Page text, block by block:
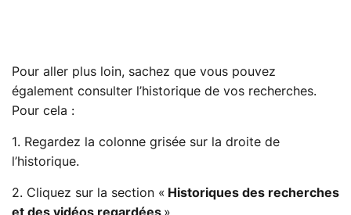
Pour aller plus loin, sachez que vous pouvez
également consulter l’historique de vos recherches.
Pour cela :
1. Regardez la colonne grisée sur la droite de
l’historique.
2. Cliquez sur la section « Historiques des recherches